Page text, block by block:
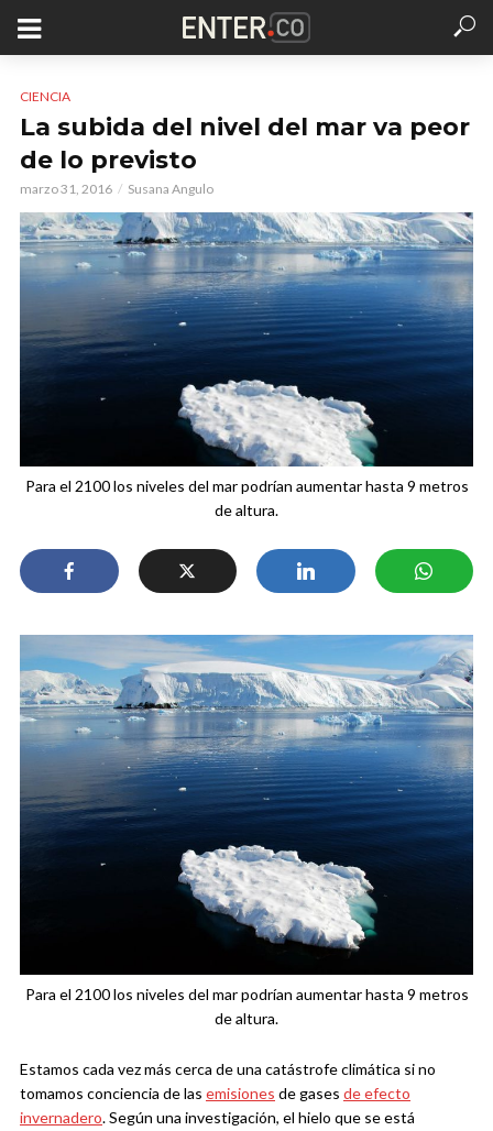
CIENCIA
La subida del nivel del mar va peor
de lo previsto
marzo 31, 2016 Susana Angulo
Para el 2100 los niveles del mar podrían aumentar hasta 9 metros
de altura.
Para el 2100 los niveles del mar podrían aumentar hasta 9 metros
de altura.
Estamos cada vez más cerca de una catástrofe climática si no
tomamos conciencia de las emisiones de gases de efecto
invernadero. Según una investigación, el hielo que se está